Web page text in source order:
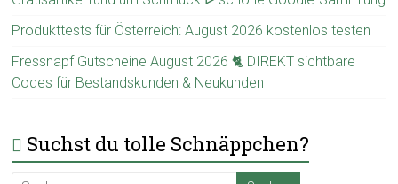
Produkttests für Österreich: August 2026 kostenlos testen
Fressnapf Gutscheine August 2026 🐈 DIREKT sichtbare
Codes für Bestandskunden & Neukunden
Suchst du tolle Schnäppchen?